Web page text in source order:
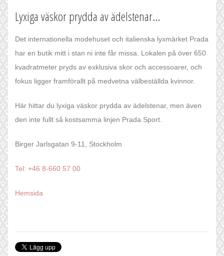
Lyxiga väskor prydda av ädelstenar...
Det internationella modehuset och italienska lyxmärket Prada
har en butik mitt i stan ni inte får missa. Lokalen på över 650
kvadratmeter pryds av exklusiva skor och accessoarer, och
fokus ligger framförallt på medvetna välbeställda kvinnor.
Här hittar du lyxiga väskor prydda av ädelstenar, men även
den inte fullt så kostsamma linjen Prada Sport.
Birger Jarlsgatan 9-11, Stockholm
Tel: +46 8-660 57 00
Hemsida